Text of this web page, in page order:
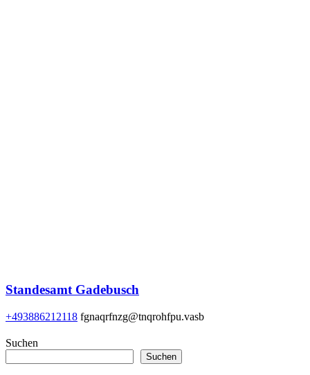
Standesamt Gadebusch
+493886212118 fgnaqrfnzg@tnqrohfpu.vasb
Suchen
Suchen